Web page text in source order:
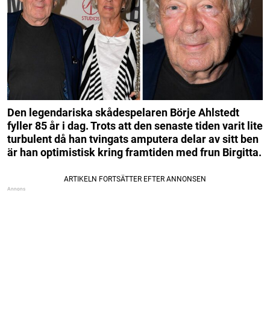
Den legendariska skådespelaren Börje Ahlstedt
fyller 85 år i dag. Trots att den senaste tiden varit lite
turbulent då han tvingats amputera delar av sitt ben
är han optimistisk kring framtiden med frun Birgitta.